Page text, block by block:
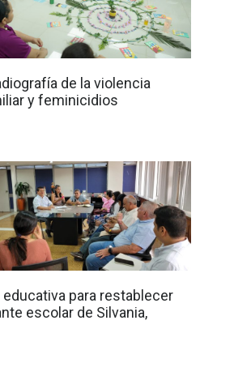
de la violencia
y feminicidios
educativa para restablecer
escolar de Silvania,